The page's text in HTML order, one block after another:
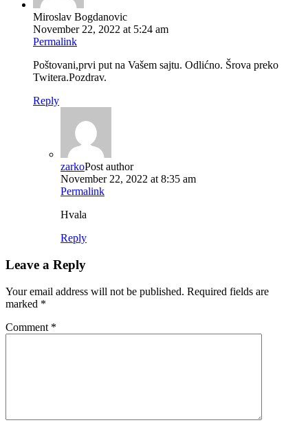
Miroslav Bogdanovic
November 22, 2022 at 5:24 am
Permalink
Poštovani,prvi put na Vašem sajtu. Odlićno. Šrova preko
Twitera.Pozdrav.
Reply
zarkoPost author
November 22, 2022 at 8:35 am
Permalink
Hvala
Reply
Leave a Reply
Your email address will not be published. Required fields are
marked *
Comment *